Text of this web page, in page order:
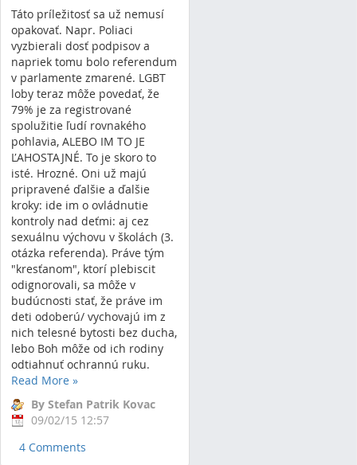
Táto príležitosť sa už nemusí
opakovať. Napr. Poliaci
vyzbierali dosť podpisov a
napriek tomu bolo referendum
v parlamente zmarené. LGBT
loby teraz môže povedať, že
79% je za registrované
spolužitie ľudí rovnakého
pohlavia, ALEBO IM TO JE
ĽAHOSTAJNÉ. To je skoro to
isté. Hrozné. Oni už majú
pripravené ďalšie a ďalšie
kroky: ide im o ovládnutie
kontroly nad deťmi: aj cez
sexuálnu výchovu v školách (3.
otázka referenda). Práve tým
"kresťanom", ktorí plebiscit
odignorovali, sa môže v
budúcnosti stať, že práve im
deti odoberú/ vychovajú im z
nich telesné bytosti bez ducha,
lebo Boh môže od ich rodiny
odtiahnuť ochrannú ruku.
Read More »
By Stefan Patrik Kovac
09/02/15 12:57
4 Comments